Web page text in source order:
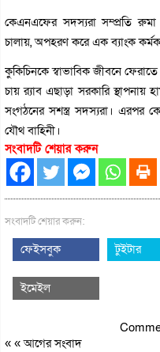
কেএনএফের সদস্যরা সম্প্রতি রুমা
চালায়, অপহরণ করে এক ব্যাংক
কুকিচিনকে স্বাভাবিক জীবনে
চায় র‌্যাব এছাড়া সরকারি স্থাপনায়
সংগঠনের সশস্ত্র সদস্যরা। এরপর
যৌথ বাহিনী।
সংবাদটি শেয়ার করুন
সংবাদটি শেয়ার করুন:
ফেইসবুক টুইটার
ইমেইল
« «আগের সংবাদ